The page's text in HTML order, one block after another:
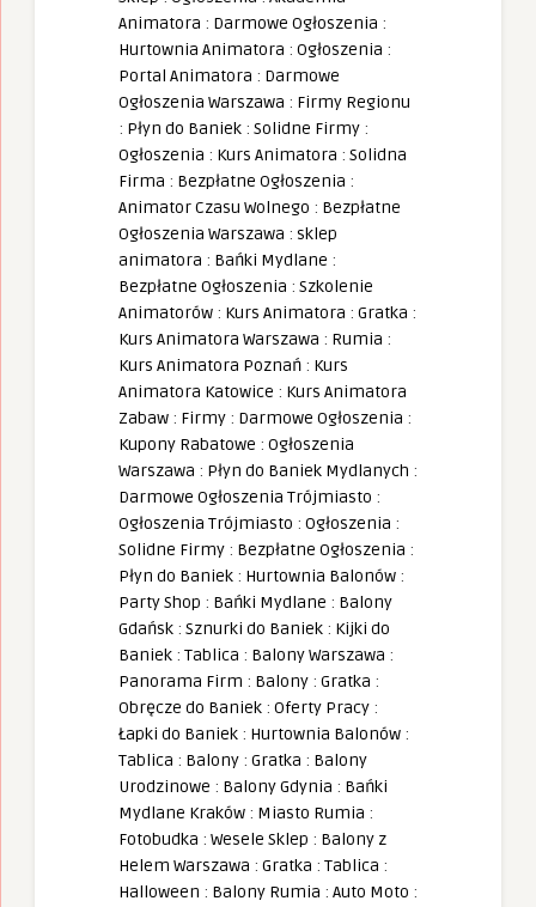
Animatora : Darmowe Ogłoszenia :
Hurtownia Animatora : Ogłoszenia :
Portal Animatora : Darmowe
Ogłoszenia Warszawa : Firmy Regionu
: Płyn do Baniek : Solidne Firmy :
Ogłoszenia : Kurs Animatora : Solidna
Firma : Bezpłatne Ogłoszenia :
Animator Czasu Wolnego : Bezpłatne
Ogłoszenia Warszawa : sklep
animatora : Bańki Mydlane :
Bezpłatne Ogłoszenia : Szkolenie
Animatorów : Kurs Animatora : Gratka :
Kurs Animatora Warszawa : Rumia :
Kurs Animatora Poznań : Kurs
Animatora Katowice : Kurs Animatora
Zabaw : Firmy : Darmowe Ogłoszenia :
Kupony Rabatowe : Ogłoszenia
Warszawa : Płyn do Baniek Mydlanych :
Darmowe Ogłoszenia Trójmiasto :
Ogłoszenia Trójmiasto : Ogłoszenia :
Solidne Firmy : Bezpłatne Ogłoszenia :
Płyn do Baniek : Hurtownia Balonów :
Party Shop : Bańki Mydlane : Balony
Gdańsk : Sznurki do Baniek : Kijki do
Baniek : Tablica : Balony Warszawa :
Panorama Firm : Balony : Gratka :
Obręcze do Baniek : Oferty Pracy :
Łapki do Baniek : Hurtownia Balonów :
Tablica : Balony : Gratka : Balony
Urodzinowe : Balony Gdynia : Bańki
Mydlane Kraków : Miasto Rumia :
Fotobudka : Wesele Sklep : Balony z
Helem Warszawa : Gratka : Tablica :
Halloween : Balony Rumia : Auto Moto :